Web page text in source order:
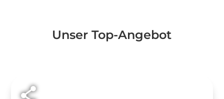
Unser Top-Angebot